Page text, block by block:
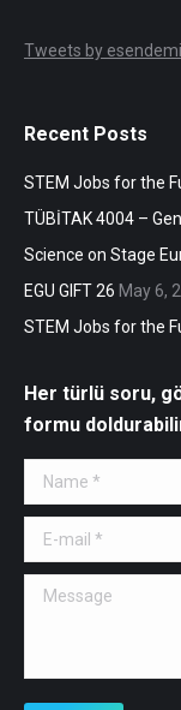
Tweets by
Recent Posts
STEM Jobs for the
TÜBİTAK 4004 –
Science on Stage
EGU GIFT 26 May 6,
STEM Jobs for the
Her türlü soru,
formu
Name *
E-mail *
Message